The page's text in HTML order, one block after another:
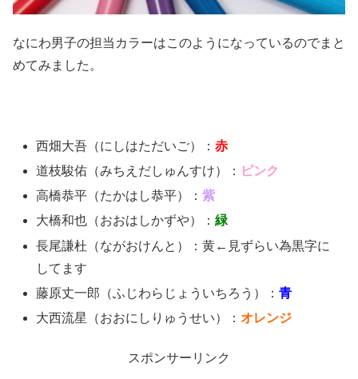
なにわ男子の担当カラーはこのようになっているのでまと
めてみました。
西畑大吾（にしはただいご）：赤
道枝駿佑（みちえだしゅんすけ）： ピンク
高橋恭平（たかはし恭平）：紫
大橋和也（おおはしかずや）：緑
長尾謙杜（ながおけんと）：黄←見ずらい為黒字に
してます
藤原丈一郎（ふじわらじょういちろう）：青
大西流星（おおにしりゅうせい）：オレンジ
スポンサーリンク